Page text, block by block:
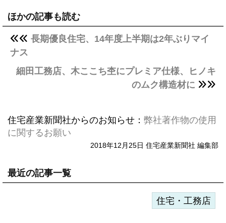
ほかの記事も読む
長期優良住宅、14年度上半期は2年ぶりマイ
ナス
細田工務店、木ここち杢にプレミア仕様、ヒノキ
のムク構造材に
住宅産業新聞社からのお知らせ： 弊社著作物の使用
に関するお願い
2018年12月25日 住宅産業新聞社 編集部
最近の記事一覧
住宅・工務店